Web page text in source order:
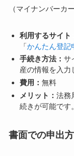
（マイナンバーカ
利用するサイト
「かんたん登記
手続き方法：サ
産の情報を入力
費用：無料
メリット：法務
続きが可能です。
書面での申出